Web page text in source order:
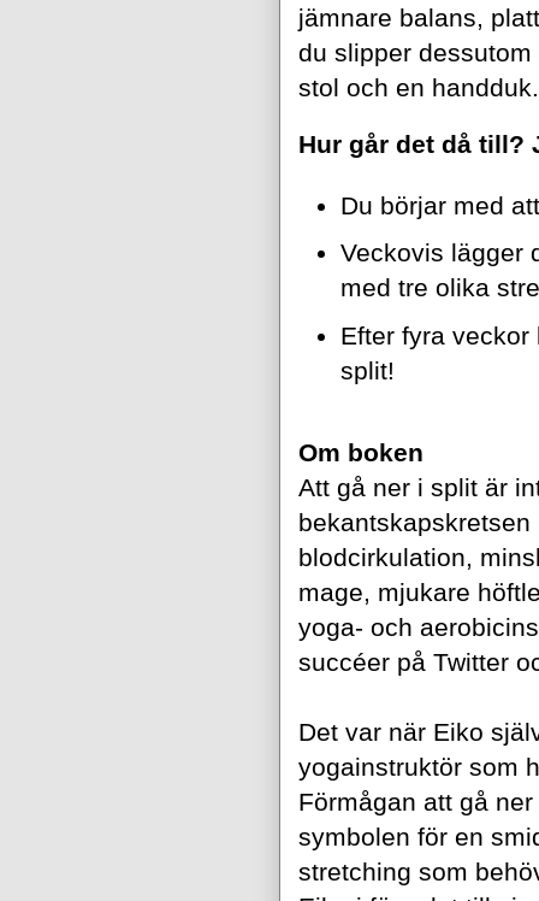
jämnare balans,
du slipper
stol och en handduk.
Hur går det då till?
Du börjar med
Veckovis lägger
med tre olika
Efter fyra
split!
Om boken
Att gå ner i split är
blodcirkulation,
mage, mjukare
yoga- och
succéer på Twitter
Det var när Eiko
yogainstruktör som
Förmågan att gå
symbolen för en
stretching som